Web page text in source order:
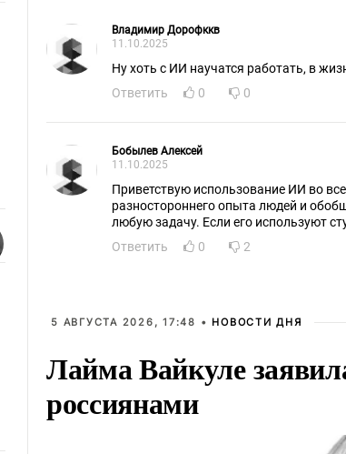
Владимир Дорофккв
11.10.2025
Ну хоть с ИИ научатся работать, в
Ответить
0 0
Бобылев Алексей
11.10.2025
Приветствую использование ИИ во
разностороннего опыта людей и
любую задачу. Если его используют
Ответить
0 2
5 АВГУСТА 2026, 17:48 • НОВОСТИ ДНЯ
Лайма Вайкуле
россиянами